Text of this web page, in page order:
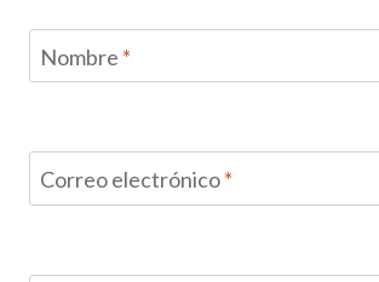
Nombre *
Correo electrónico*